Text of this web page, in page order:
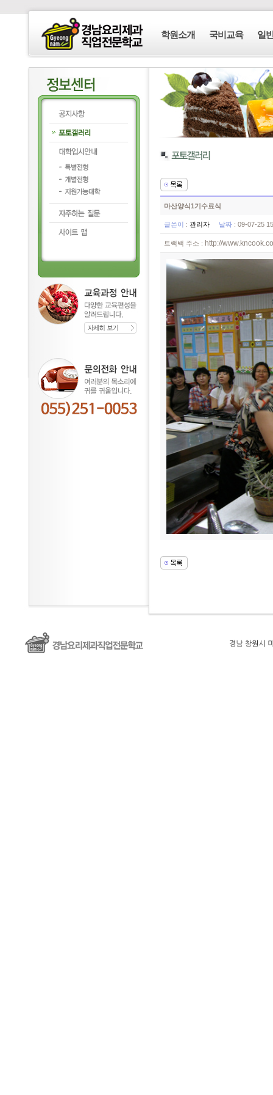
학원소개 국비교육 일
마산양식1기수료식
글쓴이 : 관리자 날짜: 09-07-25
트랙백 주소 : http://